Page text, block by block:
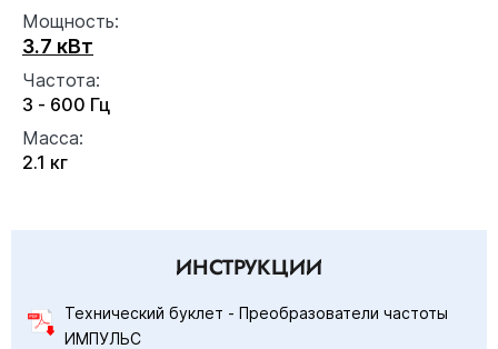
Мощность:
3.7 кВт
Частота:
3 - 600 Гц
Масса:
2.1 кг
ИНСТРУКЦИИ
Технический буклет - Преобразователи частоты
ИМПУЛЬС